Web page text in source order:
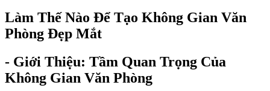
Làm Thế Nào Để Tạo Không Gian Văn
Phòng Đẹp Mắt
- Giới Thiệu: Tầm Quan Trọng Của
Không Gian Văn Phòng